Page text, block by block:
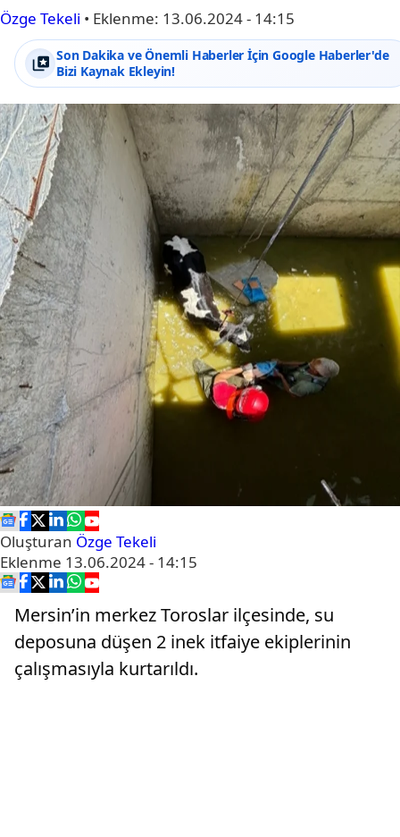
Özge Tekeli • Eklenme: 13.06.2024 - 14:15
Son Dakika ve Önemli Haberler İçin Google Haberler'de
Bizi Kaynak Ekleyin!
Oluşturan Özge Tekeli
Eklenme 13.06.2024 - 14:15
Mersin’in merkez Toroslar ilçesinde, su
deposuna düşen 2 inek itfaiye ekiplerinin
çalışmasıyla kurtarıldı.